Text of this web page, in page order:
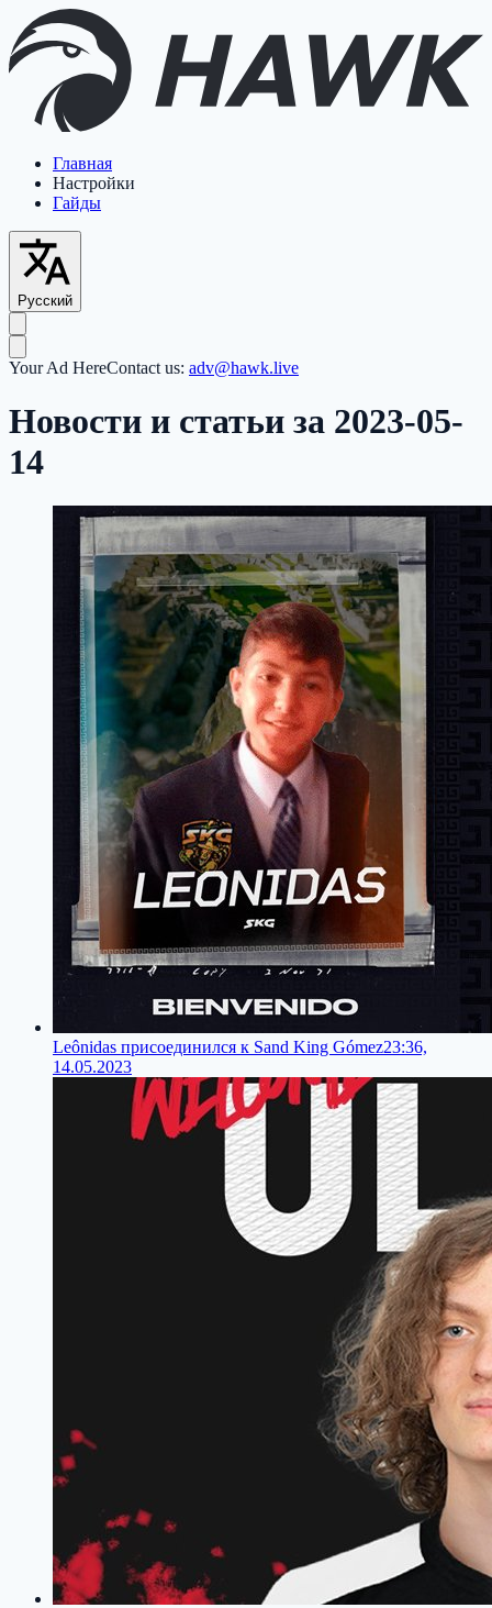
Главная
Настройки
Гайды
Русский
Your Ad HereContact us: adv@hawk.live
Новости и статьи за 2023-05-
14
Leônidas присоединился к Sand King Gómez23:36,
14.05.2023